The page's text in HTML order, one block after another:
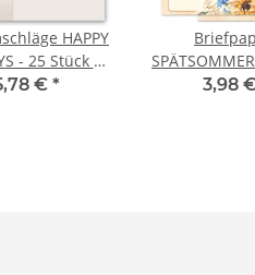
HAPPY
- 25 Stück C6
Fenster)
€ *
Format
3,98